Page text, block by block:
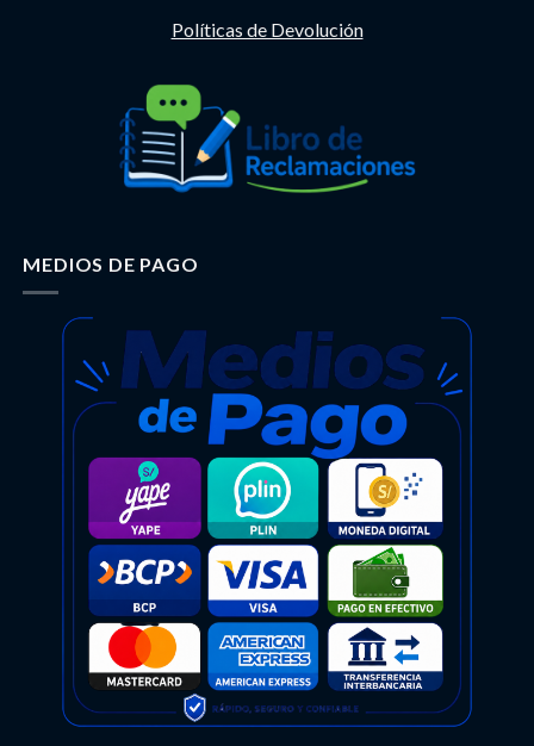
Políticas de Devolución
MEDIOS DE PAGO